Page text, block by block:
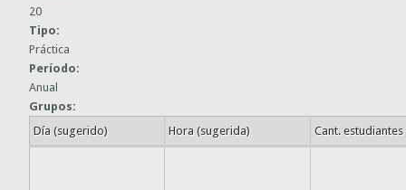
20
Tipo:
Práctica
Período:
Anual
Grupos:
Día (sugerido)
Hora (sugerida) Cant. estudiantes